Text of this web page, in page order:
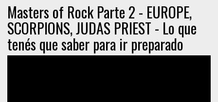
Masters of Rock Parte 2 - EUROPE,
SCORPIONS, JUDAS PRIEST - Lo que
tenés que saber para ir preparado